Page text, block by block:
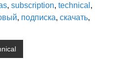
, subscription, technical ,
, подписка, скачать,